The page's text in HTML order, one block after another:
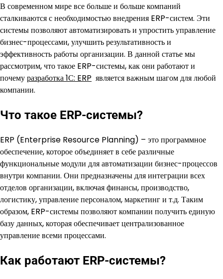
В современном мире все больше и больше компаний
сталкиваются с необходимостью внедрения ERP-систем. Эти
системы позволяют автоматизировать и упростить управление
бизнес-процессами, улучшить результативность и
эффективность работы организации. В данной статье мы
рассмотрим, что такое ERP-системы, как они работают и
почемуразработка 1С: ERP является важным шагом для любой
компании.
Что такое ERP-системы?
ERP (Enterprise Resource Planning) – это программное
обеспечение, которое объединяет в себе различные
функциональные модули для автоматизации бизнес-процессов
внутри компании. Они предназначены для интеграции всех
отделов организации, включая финансы, производство,
логистику, управление персоналом, маркетинг и т.д. Таким
образом, ERP-системы позволяют компании получить единую
базу данных, которая обеспечивает централизованное
управление всеми процессами.
Как работают ERP-системы?